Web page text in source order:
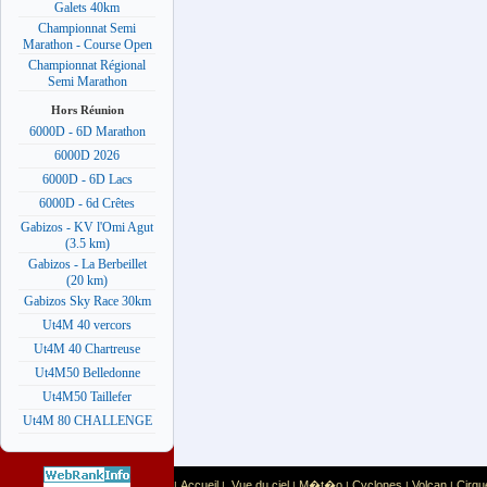
Galets 40km
Championnat Semi
Marathon - Course Open
Championnat Régional
Semi Marathon
Hors Réunion
6000D - 6D Marathon
6000D 2026
6000D - 6D Lacs
6000D - 6d Crêtes
Gabizos - KV l'Omi Agut
(3.5 km)
Gabizos - La Berbeillet
(20 km)
Gabizos Sky Race 30km
Ut4M 40 vercors
Ut4M 40 Chartreuse
Ut4M50 Belledonne
Ut4M50 Taillefer
Ut4M 80 CHALLENGE